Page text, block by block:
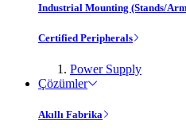
Industrial Mounting (Stands/
Certified Peripherals
Power Supply
Çözümler
Akıllı Fabrika